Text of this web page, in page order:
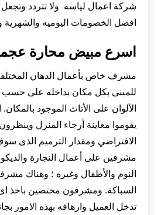
شركة اعمال لياسة ولا تتردد
افضل الخصومات اليوميه والشهرية
اسرع مبيض محارة
مشرف خاص بأعمال الدهان المختلفة
للمبنى بكل مكان بداخله على حسب
الألوان على الأثاث الموجود
يقوموا معاينة أرجاء المنزل
الافتراضي ومقدار الترميم الذى
مشرفين على أعمال النجارة
النوم والأطفال وغيره ؛ وهناك
السباكة. ومشرفون مختصين باخذ
تدخل العميل وارهاقه بهذه الامور